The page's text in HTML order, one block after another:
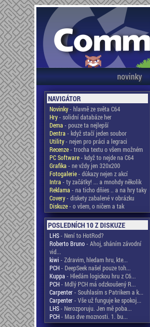
novinky
NAVIGÁTOR
Novinky- hlavně ze světa C64
Hry- solidní databáze her
Dema - pouze ta nejlepší
Dentra - když stačí jeden soubor
Utility- nejen pro práci a legraci
Recenze- trocha textu o všem možném
PC Software- když to nejde na C64
Grafika - ne vždy jen 320x200
Fotogalerie- důkazy nejen z akcí
Intra - ty začátky! ... a mnohdy několik
Reklama - na ticho dňies .. a na hry taky
Covery- diskety zabalené v obrázku
Diskuze- o všem, o ničem a tak
POSLEDNÍCH 10 Z DISKUZE
LHS- Není to HotRod?
Roberto Bruno- Ahoj, sháním závodní
vid...
kiwi - Zdravim, hledam hru, kte...
PCH- DeepSeek našel pouze toh...
Kuppa - Hledám logickou hru z C6...
PCH- Mdlý PCH má odzkoušený R...
Carpenter- Souhlasím s Patrikem a k...
Carpenter- Vše už funguje ke spokoj...
LHS- Nerozporuju. Jen mě poba...
PCH- Mas dve moznosti. 1. bu...